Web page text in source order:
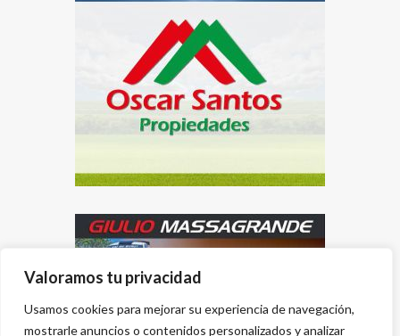
Valoramos tu privacidad
Usamos cookies para mejorar su experiencia de navegación,
mostrarle anuncios o contenidos personalizados y analizar